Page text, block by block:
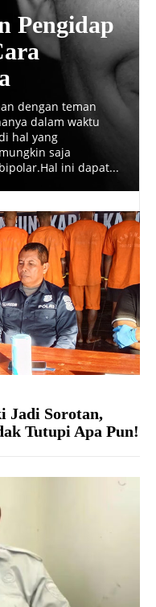
Pengidap
dengan teman
dalam waktu
hal yang
saja
ini dapat...
Jadi Sorotan,
Tutupi Apa Pun!